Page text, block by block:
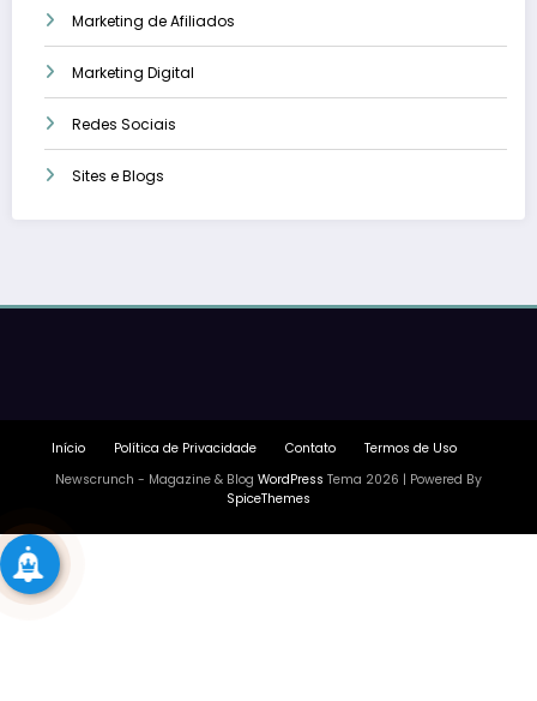
Marketing de Afiliados
Marketing Digital
Redes Sociais
Sites e Blogs
Início Política de Privacidade Contato
Termos de Uso
Newscrunch - Magazine & Blog WordPress Tema 2026 | Powered By
SpiceThemes